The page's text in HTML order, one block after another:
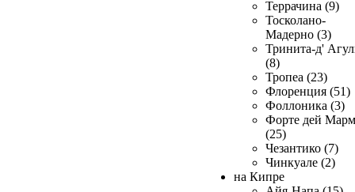
Террачина (9)
Тосколано-
Мадерно (3)
Тринита-д'
(8)
Тропеа (23)
Флоренция (51)
Фоллоника (3)
Форте дей
(25)
Чезантико (7)
Чинкуале (2)
на Кипре